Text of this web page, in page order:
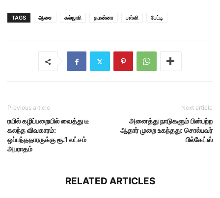
TAGS ஆசை கல்லூரி தமன்னா பள்ளி பேட்டி
Previous article
ரயில் கழிப்பறையில் வைத்து டீ
கலந்த விவகாரம்:
ஒப்பந்ததாரருக்கு ரூ.1 லட்சம்
அபராதம்
Next article
அனைத்து நாடுகளும் பின்பற்ற
ஆதார் முறை உகந்தது: சொல்பவர்
பில்கேட்ஸ்
RELATED ARTICLES